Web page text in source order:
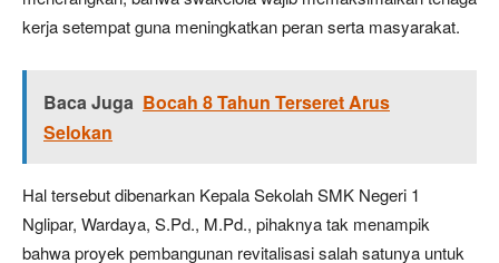
kerja setempat guna meningkatkan peran serta masyarakat.
Baca Juga Bocah 8 Tahun Terseret Arus
Selokan
Hal tersebut dibenarkan Kepala Sekolah SMK Negeri 1
Nglipar, Wardaya, S.Pd., M.Pd., pihaknya tak menampik
bahwa proyek pembangunan revitalisasi salah satunya untuk